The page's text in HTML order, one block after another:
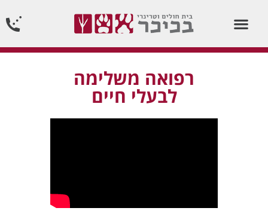
רפואה משלימה
לבעלי חיים